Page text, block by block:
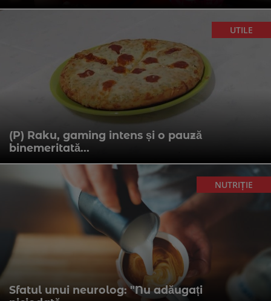
UTILE
(P) Raku, gaming intens și o pauză
binemeritată...
NUTRIȚIE
Sfatul unui neurolog: "Nu adăugați